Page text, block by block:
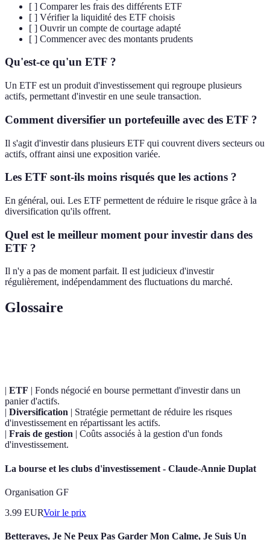
[ ] Comparer les frais des différents ETF
[ ] Vérifier la liquidité des ETF choisis
[ ] Ouvrir un compte de courtage adapté
[ ] Commencer avec des montants prudents
Qu'est-ce qu'un ETF ?
Un ETF est un produit d'investissement qui regroupe plusieurs
actifs, permettant d'investir en une seule transaction.
Comment diversifier un portefeuille avec des ETF ?
Il s'agit d'investir dans plusieurs ETF qui couvrent divers secteurs ou
actifs, offrant ainsi une exposition variée.
Les ETF sont-ils moins risqués que les actions ?
En général, oui. Les ETF permettent de réduire le risque grâce à la
diversification qu'ils offrent.
Quel est le meilleur moment pour investir dans des
ETF ?
Il n'y a pas de moment parfait. Il est judicieux d'investir
régulièrement, indépendamment des fluctuations du marché.
Glossaire
| ETF | Fonds négocié en bourse permettant d'investir dans un
panier d'actifs.
| Diversification | Stratégie permettant de réduire les risques
d'investissement en répartissant les actifs.
| Frais de gestion | Coûts associés à la gestion d'un fonds
d'investissement.
La bourse et les clubs d'investissement - Claude-Annie Duplat
Organisation GF
3.99 EURVoir le prix
Betteraves, Je Ne Peux Pas Garder Mon Calme, Je Suis Un